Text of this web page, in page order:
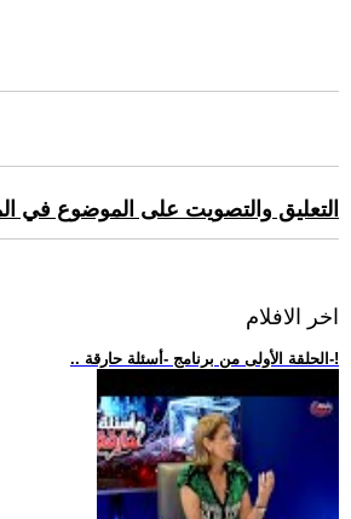
التعليق والتصويت على الموضوع في
اخر الافلام
.. الحلقة الأولى من برنامج -أسئلة حارقة-!